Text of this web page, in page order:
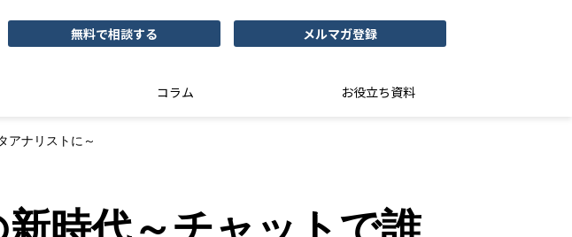
無料で相談する メルマガ登録
コラム お役立ち資料
アナリストに～